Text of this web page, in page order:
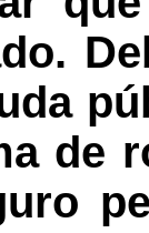
de